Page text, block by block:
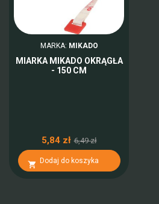
MARKA: MIKADO
MIARKA MIKADO OKRĄGŁA
- 150 CM
5,84 zł 6,49 zł
 Dodaj do koszyka